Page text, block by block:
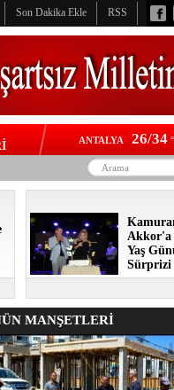
Son Dakika Ekle RSS
ANTALYA 26/34
Akkor'a
Yaş
Sürprizi
MANŞETLERİ